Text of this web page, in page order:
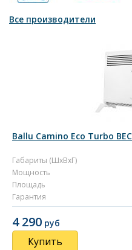
Все производители
Ballu Camino Eco Turbo
Габариты (ШxВxГ)
Мощность
Площадь
Гарантия
4 290 руб
Купить